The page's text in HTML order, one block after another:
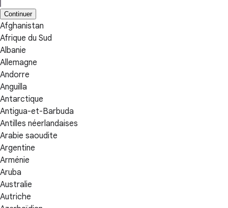
Continuer
Afghanistan
Afrique du Sud
Albanie
Allemagne
Andorre
Anguilla
Antarctique
Antigua-et-Barbuda
Antilles néerlandaises
Arabie saoudite
Argentine
Arménie
Aruba
Australie
Autriche